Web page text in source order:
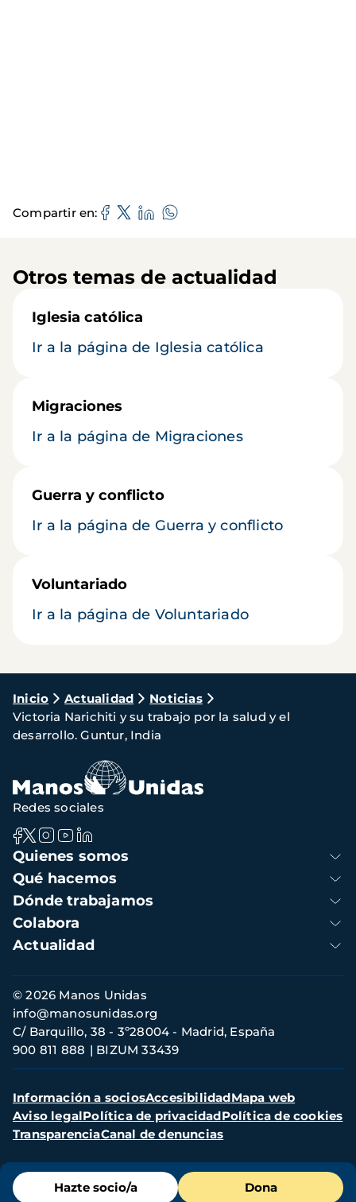
Compartir en
Otros temas de actualidad
Iglesia católica
Ir a la página de Iglesia católica
Migraciones
Ir a la página de Migraciones
Guerra y conflicto
Ir a la página de Guerra y conflicto
Voluntariado
Ir a la página de Voluntariado
Ruta
de
navegación
Inicio Actualidad
Noticias
Victoria Narichiti y su trabajo por la salud y el
desarrollo. Guntur, India
Menú
de
Hazte socio/a Dona
Navegación
principal
Quienes somos
Qué hacemos
Dónde trabajamos
Colabora
Actualidad
Redes sociales
Información
de
contacto
© 2026 Manos Unidas
C/ Barquillo, 38 - 3º28004 - Madrid, España
900 811 888
BIZUM 33439
info@manosunidas.org
Menú
secundario
Información a sociosAccesibilidadMapa web
Aviso legalPolítica de privacidadPolítica de cookies
TransparenciaCanal de denuncias